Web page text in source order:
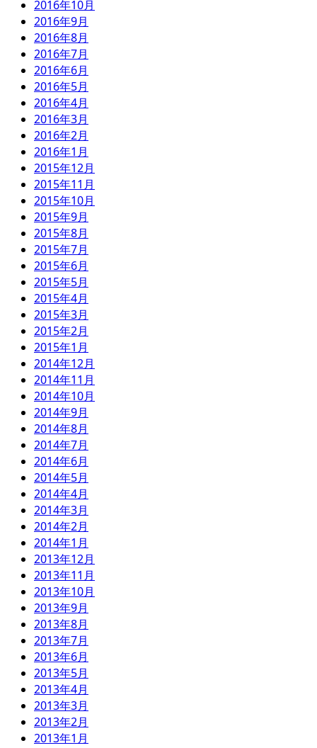
2016年10月
2016年9月
2016年8月
2016年7月
2016年6月
2016年5月
2016年4月
2016年3月
2016年2月
2016年1月
2015年12月
2015年11月
2015年10月
2015年9月
2015年8月
2015年7月
2015年6月
2015年5月
2015年4月
2015年3月
2015年2月
2015年1月
2014年12月
2014年11月
2014年10月
2014年9月
2014年8月
2014年7月
2014年6月
2014年5月
2014年4月
2014年3月
2014年2月
2014年1月
2013年12月
2013年11月
2013年10月
2013年9月
2013年8月
2013年7月
2013年6月
2013年5月
2013年4月
2013年3月
2013年2月
2013年1月